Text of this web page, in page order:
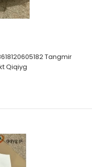
Tangmir
Qiqiyg